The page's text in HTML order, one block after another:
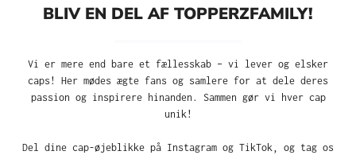
BLIV EN DEL AF TOPPERZFAMILY!
Vi er mere end bare et fællesskab – vi lever og elsker
caps! Her mødes ægte fans og samlere for at dele deres
passion og inspirere hinanden. Sammen gør vi hver cap
unik!
Del dine cap-øjeblikke på Instagram og TikTok, og tag os